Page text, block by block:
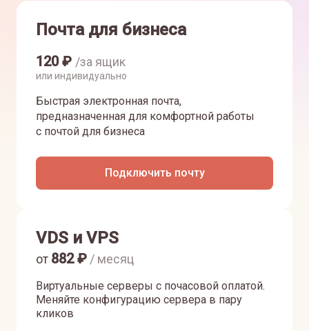
Почта для бизнеса
120₽ /за ящик
или индивидуально
Быстрая электронная почта,
предназначенная для комфортной работы
с почтой для бизнеса
Подключить почту
VDS и VPS
Виртуальные серверы с почасовой оплатой.
Меняйте конфигурацию сервера в пару
кликов
от 882₽ / месяц